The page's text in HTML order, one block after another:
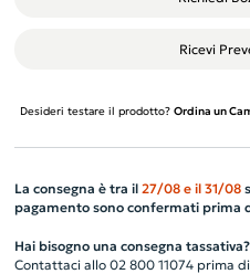
Ricevi
Desideri testare il prodotto? Ordina un
La consegna è tra il 27/08 e il 31/08
pagamento sono confermati prima
Hai bisogno una consegna tassativa?
Contattaci allo 02 800 11074 prima